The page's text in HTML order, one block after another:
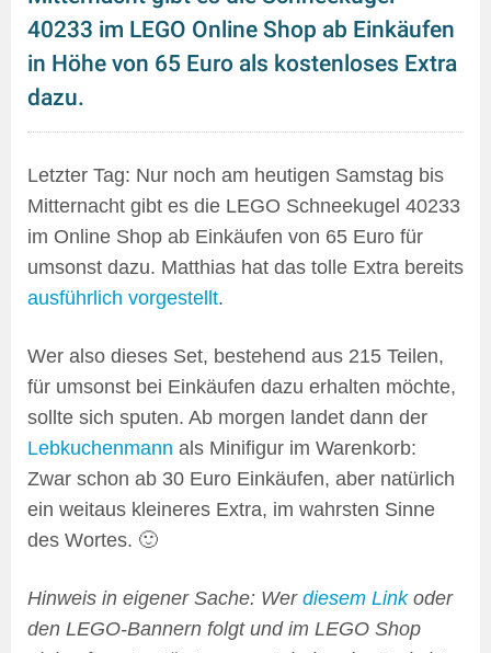
40233 im LEGO Online Shop ab Einkäufen
in Höhe von 65 Euro als kostenloses Extra
dazu.
Letzter Tag: Nur noch am heutigen Samstag bis
Mitternacht gibt es die LEGO Schneekugel 40233
im Online Shop ab Einkäufen von 65 Euro für
umsonst dazu. Matthias hat das tolle Extra bereits
ausführlich vorgestellt.
Wer also dieses Set, bestehend aus 215 Teilen,
für umsonst bei Einkäufen dazu erhalten möchte,
sollte sich sputen. Ab morgen landet dann der
Lebkuchenmann als Minifigur im Warenkorb:
Zwar schon ab 30 Euro Einkäufen, aber natürlich
ein weitaus kleineres Extra, im wahrsten Sinne
des Wortes. 🙂
Hinweis in eigener Sache: Wer diesem Linkoder
den LEGO-Bannern folgt und im LEGO Shop